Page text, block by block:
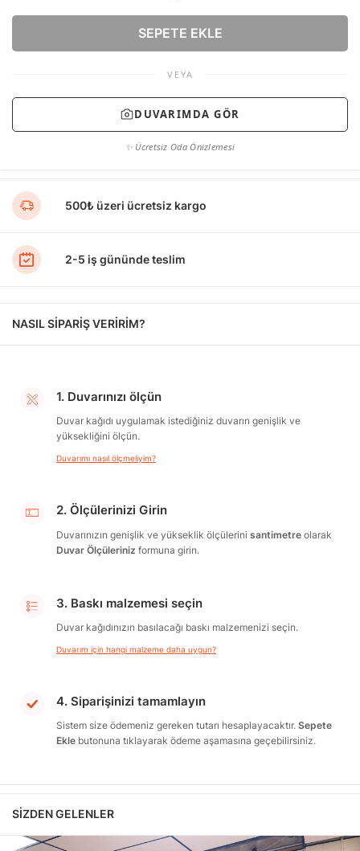
SEPETE EKLE
VEYA
DUVARIMDA GÖR
✨ Ücretsiz Oda Önizlemesi
500₺ üzeri ücretsiz kargo
2-5 iş gününde teslim
NASIL SİPARİŞ VERİRİM?
1. Duvarınızı ölçün
Duvar kağıdı uygulamak istediğiniz duvarın genişlik ve
yüksekliğini ölçün.
Duvarımı nasıl ölçmeliyim?
2. Ölçülerinizi Girin
Duvarınızın genişlik ve yükseklik ölçülerini santimetre olarak
Duvar Ölçüleriniz formuna girin.
3. Baskı malzemesi seçin
Duvar kağıdınızın basılacağı baskı malzemenizi seçin.
Duvarım için hangi malzeme daha uygun?
4. Siparişinizi tamamlayın
Sistem size ödemeniz gereken tutarı hesaplayacaktır. Sepete
Ekle butonuna tıklayarak ödeme aşamasına geçebilirsiniz.
SIZDEN GELENLER